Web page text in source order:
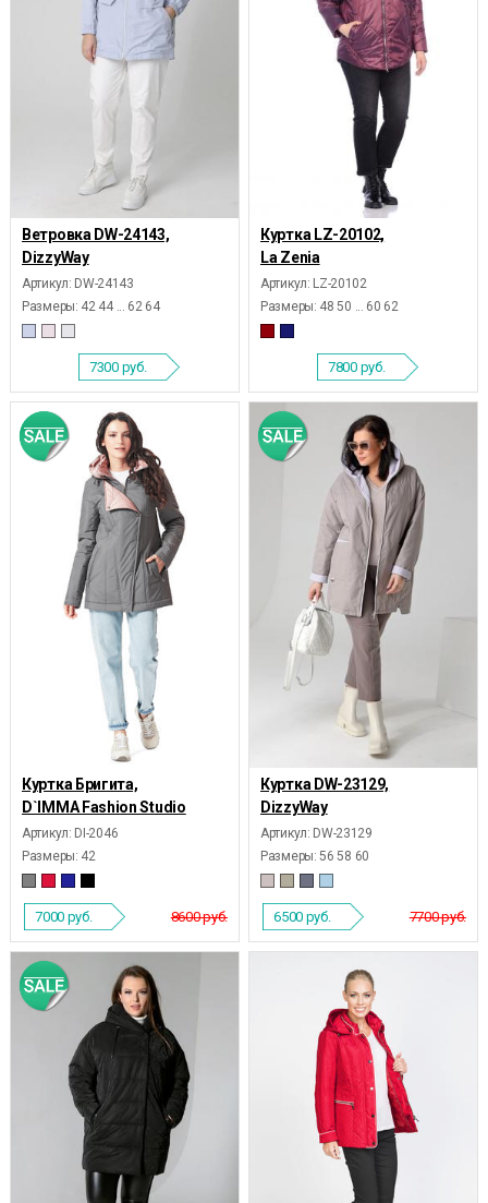
Ветровка DW-24143,
DizzyWay
Артикул: DW-24143
Размеры: 42 44 ... 62 64
7300 руб.
Куртка LZ-20102,
La Zenia
Артикул: LZ-20102
Размеры: 48 50 ... 60 62
7800 руб.
Куртка Бригита,
D`IMMA Fashion Studio
Артикул: DI-2046
Размеры: 42
8600 руб.
7000 руб.
Куртка DW-23129,
DizzyWay
Артикул: DW-23129
Размеры: 56 58 60
7700 руб.
6500 руб.